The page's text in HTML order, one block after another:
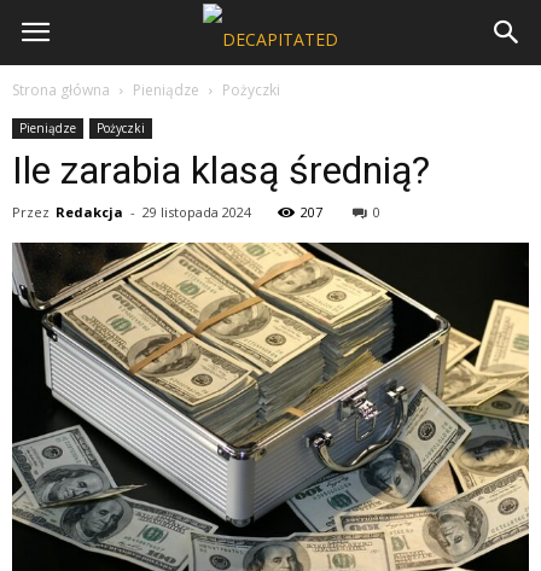
Strona główna Pieniądze Pożyczki
Pieniądze Pożyczki
Ile zarabia klasą średnią?
Przez Redakcja - 29 listopada 2024 207 0